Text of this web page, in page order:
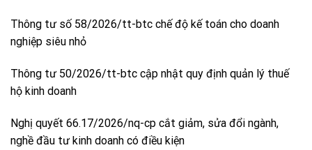
Thông tư số 58/2026/tt-btc chế độ kế toán cho doanh
nghiệp siêu nhỏ
Thông tư 50/2026/tt-btc cập nhật quy định quản lý thuế
hộ kinh doanh
Nghị quyết 66.17/2026/nq-cp cắt giảm, sửa đổi ngành,
nghề đầu tư kinh doanh có điều kiện